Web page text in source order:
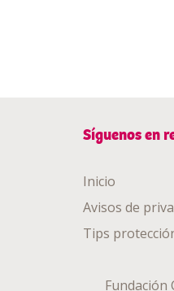
Síguenos en
Inicio
Avisos de
Tips
Fundación